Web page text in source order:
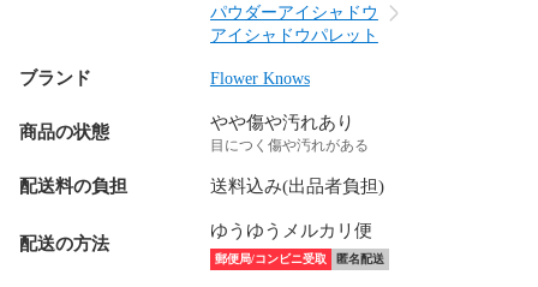
パウダーアイシャドウ
アイシャドウパレット
ブランド Flower Knows
商品の状態 やや傷や汚れあり
目につく傷や汚れがある
配送料の負担 送料込み(出品者負担)
配送の方法
ゆうゆうメルカリ便
郵便局/コンビニ受取 匿名配送